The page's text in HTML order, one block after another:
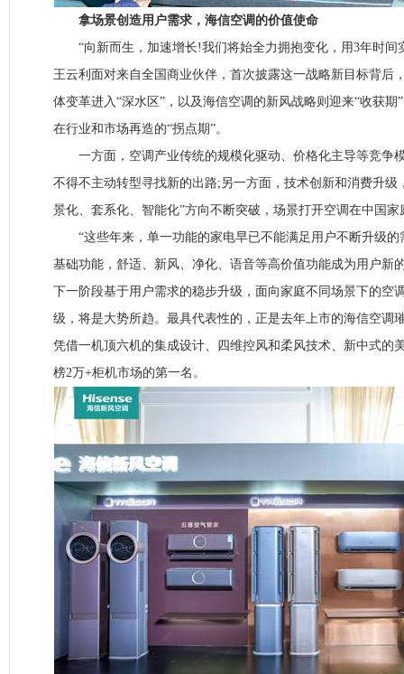
拿场景创造用户需求，海信空调的价值使命
“向新而生，加速增长!我们将始全力拥抱变化，用3年时间
王云利面对来自全国商业伙伴，首次披露这一战略新目标背后
体变革进入“深水区”，以及海信空调的新风战略则迎来“收获期
在行业和市场再造的“拐点期”。
一方面，空调产业传统的规模化驱动、价格化主导等竞争
不得不主动转型寻找新的出路;另一方面，技术创新和消费升级
景化、套系化、智能化”方向不断突破，场景打开空调在中国
“这些年来，单一功能的家电早已不能满足用户不断升级的
基础功能，舒适、新风、净化、语音等高价值功能成为用户新
下一阶段基于用户需求的稳步升级，面向家庭不同场景下的空
级，将是大势所趋。最具代表性的，正是去年上市的海信空调
凭借一机顶六机的集成设计、四维控风和柔风技术、新中式的
榜2万+柜机市场的第一名。